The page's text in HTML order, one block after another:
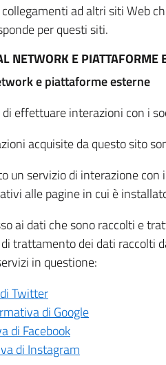
ad altri siti Web
per questi siti.
NETWORK E PIATTAFORME
e piattaforme esterne
effettuare interazioni con i
acquisite da questo sito
un servizio di interazione
alle pagine in cui è
ai dati che sono raccolti e
trattamento dei dati
in questione:
Twitter
di Google
di Facebook
di Instagram